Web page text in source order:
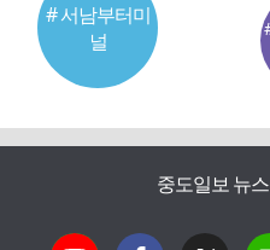
# 서남부터미
널
중도일보 뉴